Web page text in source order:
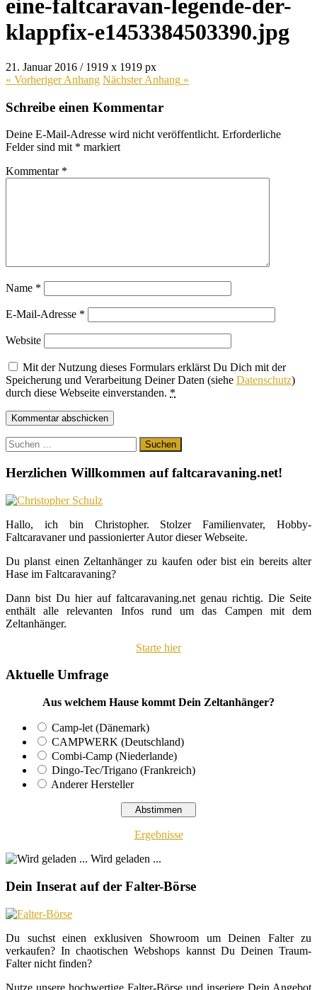
eine-faltcaravan-legende-der-
klappfix-e1453384503390.jpg
21. Januar 2016 / 1919 x 1919 px
« VorherigerAnhang NächsterAnhang »
Schreibe einen Kommentar
Deine E-Mail-Adresse wird nicht veröffentlicht. Erforderliche
Felder sind mit * markiert
Kommentar *
Name *
E-Mail-Adresse *
Website
Mit der Nutzung dieses Formulars erklärst Du Dich mit der
Speicherung und Verarbeitung Deiner Daten (siehe Datenschutz)
durch diese Webseite einverstanden. *
Suchen
nach:
Herzlichen Willkommen auf faltcaravaning.net!
Hallo, ich bin Christopher. Stolzer Familienvater, Hobby-
Faltcaravaner und passionierter Autor dieser Webseite.
Du planst einen Zeltanhänger zu kaufen oder bist ein bereits alter
Hase im Faltcaravaning?
Dann bist Du hier auf faltcaravaning.net genau richtig. Die Seite
enthält alle relevanten Infos rund um das Campen mit dem
Zeltanhänger.
Starte hier
Aktuelle Umfrage
Aus welchem Hause kommt Dein Zeltanhänger?
Camp-let (Dänemark)
CAMPWERK (Deutschland)
Combi-Camp (Niederlande)
Dingo-Tec/Trigano (Frankreich)
Anderer Hersteller
Ergebnisse
Wird geladen ...
Dein Inserat auf der Falter-Börse
Du suchst einen exklusiven Showroom um Deinen Falter zu
verkaufen? In chaotischen Webshops kannst Du Deinen Traum-
Falter nicht finden?
Nutze unsere hochwertige Falter-Börse und inseriere Dein Angebot